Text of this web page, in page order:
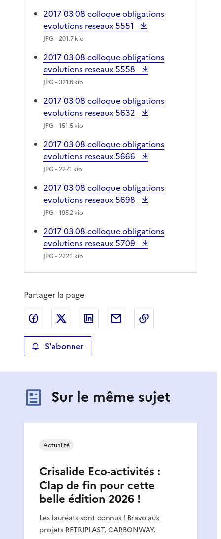
2017 03 08 colloque obligations
evolutions reseaux 5551
JPG - 201.7 kio
2017 03 08 colloque obligations
evolutions reseaux 5558
JPG - 321.6 kio
2017 03 08 colloque obligations
evolutions reseaux 5632
JPG - 151.5 kio
2017 03 08 colloque obligations
evolutions reseaux 5666
JPG - 227.1 kio
2017 03 08 colloque obligations
evolutions reseaux 5698
JPG - 195.2 kio
2017 03 08 colloque obligations
evolutions reseaux 5709
JPG - 222.1 kio
Partager la page
Partager sur Facebook
Partager sur XPartager sur LinkedIn
Partager par email
S'abonner
Sur le même sujet
Crisalide Eco-activités :
Clap de fin pour cette
belle édition 2026 !
Les lauréats sont connus ! Bravo aux
projets RETRIPLAST, CARBONWAY,
Actualité